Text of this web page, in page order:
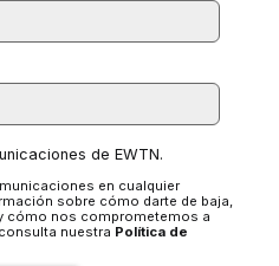
de EWTN.
en cualquier
sobre cómo darte de baja,
cómo nos comprometemos a
nuestra Política de